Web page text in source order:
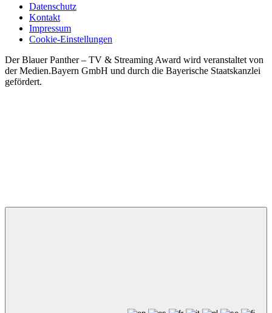
Datenschutz
Kontakt
Impressum
Cookie-Einstellungen
Der Blauer Panther – TV & Streaming Award wird veranstaltet von
der Medien.Bayern GmbH und durch die Bayerische Staatskanzlei
gefördert.